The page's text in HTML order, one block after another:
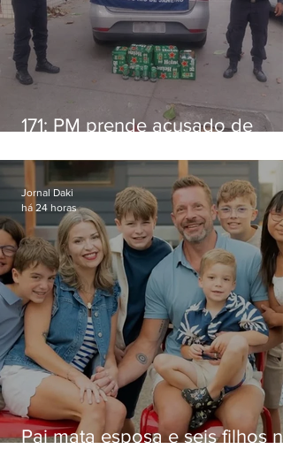
171: PM prende acusado de
Niterói
Pai mata esposa e seis filhos
Jornal Daki
há 24 horas